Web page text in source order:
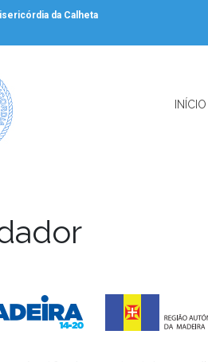
da Calheta
INÍCIO